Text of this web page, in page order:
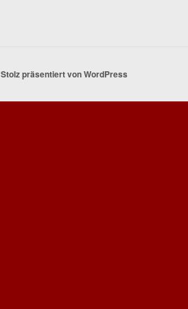
Stolz präsentiert von WordPress